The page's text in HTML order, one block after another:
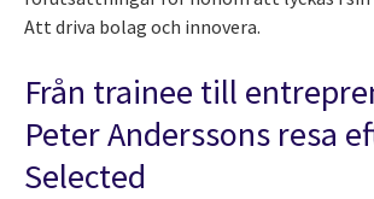
Att driva bolag och innovera.
Från trainee till
Peter Anderssons resa
Selected